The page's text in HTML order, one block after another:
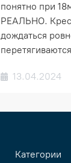
понятно при
РЕАЛЬНО.
дождаться
13.04.2024
Категории